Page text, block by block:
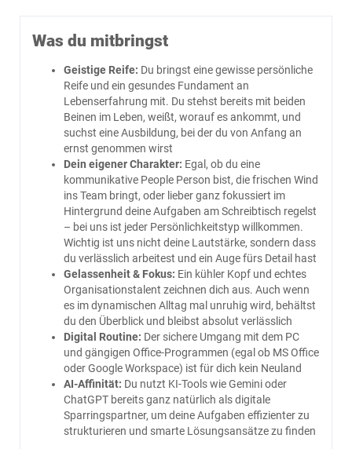
Was du mitbringst
Geistige Reife: Du bringst eine gewisse persönliche
Reife und ein gesundes Fundament an
Lebenserfahrung mit. Du stehst bereits mit beiden
Beinen im Leben, weißt, worauf es ankommt, und
suchst eine Ausbildung, bei der du von Anfang an
ernst genommen wirst
Dein eigener Charakter: Egal, ob du eine
kommunikative People Person bist, die frischen Wind
ins Team bringt, oder lieber ganz fokussiert im
Hintergrund deine Aufgaben am Schreibtisch regelst
– bei uns ist jeder Persönlichkeitstyp willkommen.
Wichtig ist uns nicht deine Lautstärke, sondern dass
du verlässlich arbeitest und ein Auge fürs Detail hast
Gelassenheit & Fokus: Ein kühler Kopf und echtes
Organisationstalent zeichnen dich aus. Auch wenn
es im dynamischen Alltag mal unruhig wird, behältst
du den Überblick und bleibst absolut verlässlich
Digital Routine: Der sichere Umgang mit dem PC
und gängigen Office-Programmen (egal ob MS Office
oder Google Workspace) ist für dich kein Neuland
AI-Affinität: Du nutzt KI-Tools wie Gemini oder
ChatGPT bereits ganz natürlich als digitale
Sparringspartner, um deine Aufgaben effizienter zu
strukturieren und smarte Lösungsansätze zu finden